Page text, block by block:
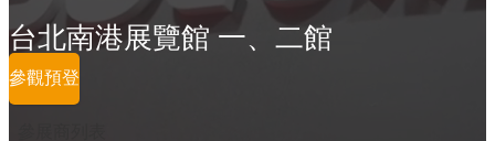
台北南港展覽館 一、二館
參觀預登